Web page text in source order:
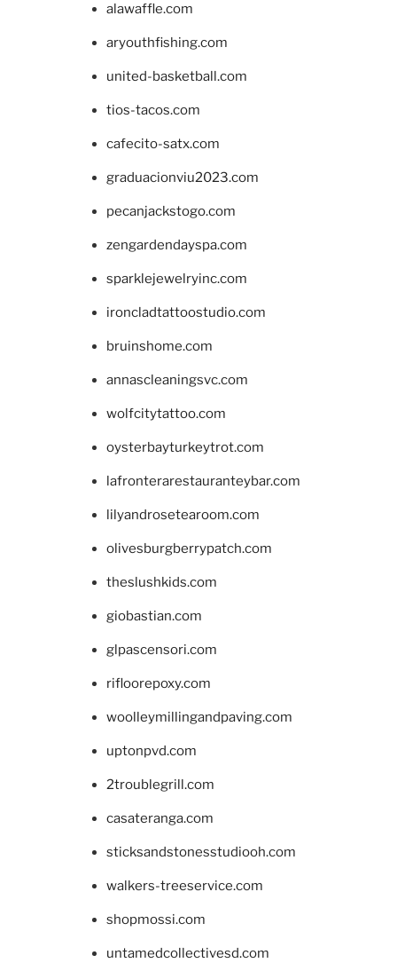
alawaffle.com
aryouthfishing.com
united-basketball.com
tios-tacos.com
cafecito-satx.com
graduacionviu2023.com
pecanjackstogo.com
zengardendayspa.com
sparklejewelryinc.com
ironcladtattoostudio.com
bruinshome.com
annascleaningsvc.com
wolfcitytattoo.com
oysterbayturkeytrot.com
lafronterarestauranteybar.com
lilyandrosetearoom.com
olivesburgberrypatch.com
theslushkids.com
giobastian.com
glpascensori.com
rifloorepoxy.com
woolleymillingandpaving.com
uptonpvd.com
2troublegrill.com
casateranga.com
sticksandstonesstudiooh.com
walkers-treeservice.com
shopmossi.com
untamedcollectivesd.com